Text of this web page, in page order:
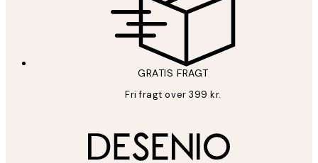
GRATIS FRAGT
Fri fragt over 399 kr.